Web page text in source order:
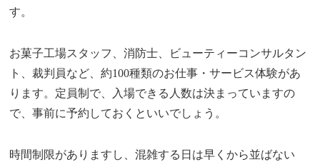
す。
お菓子工場スタッフ、消防士、ビューティーコンサルタン
ト、裁判員など、約100種類のお仕事・サービス体験があ
ります。定員制で、入場できる人数は決まっていますの
で、事前に予約しておくといいでしょう。
時間制限がありますし、混雑する日は早くから並ばない